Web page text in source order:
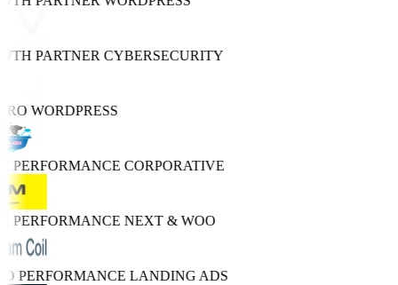
PARTNERCYBERSECURITY
WORDPRESS
PERFORMANCECORPORATIVE
PERFORMANCENEXT & WOO
PERFORMANCELANDING ADS